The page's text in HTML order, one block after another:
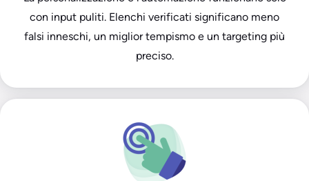
con input puliti. Elenchi verificati significano meno
falsi inneschi, un miglior tempismo e un targeting più
preciso.